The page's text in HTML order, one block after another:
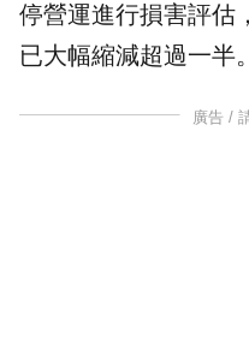
停營運進行損害評估
已大幅縮減超過一半。
廣告 /